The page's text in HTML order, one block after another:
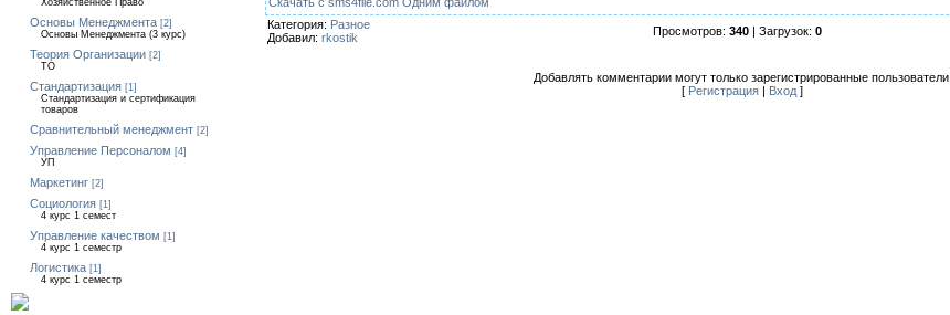
Хозяйственное Право
Основы Менеджмента [2]
Основы Менеджмента (3 курс)
Теория Организации [2]
ТО
Стандартизация [1]
Стандартизация и сертификация
товаров
Сравнительный менеджмент [2]
Управление Персоналом [4]
УП
Маркетинг [2]
Социология [1]
4 курс 1 семест
Управление качеством [1]
4 курс 1 семестр
Логистика [1]
4 курс 1 семестр
Категория: Разное
Добавил: rkostik Просмотров: 340 | Загрузок: 0
Добавлять комментарии могут только зарегистрированные пользователи.
[ Регистрация | Вход ]